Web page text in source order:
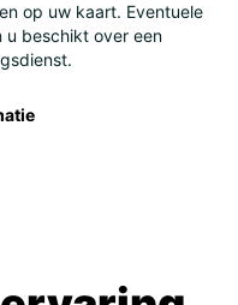
op uw kaart. Eventuele
beschikt over een